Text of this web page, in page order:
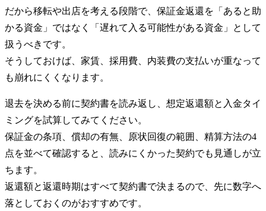
だから移転や出店を考える段階で、保証金返還を「あると助
かる資金」ではなく「遅れて入る可能性がある資金」として
扱うべきです。
そうしておけば、家賃、採用費、内装費の支払いが重なって
も崩れにくくなります。
退去を決める前に契約書を読み返し、想定返還額と入金タイ
ミングを試算してみてください。
保証金の条項、償却の有無、原状回復の範囲、精算方法の4
点を並べて確認すると、読みにくかった契約でも見通しが立
ちます。
返還額と返還時期はすべて契約書で決まるので、先に数字へ
落としておくのがおすすめです。